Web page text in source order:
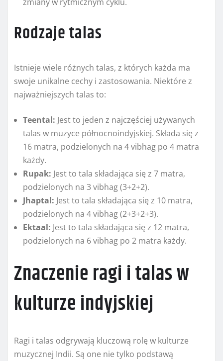
Rodzaje talas
Istnieje wiele różnych talas, z których każda ma
swoje unikalne cechy i zastosowania. Niektóre z
najważniejszych talas to:
Teental: Jest to jeden z najczęściej używanych
talas w muzyce północnoindyjskiej. Składa się z
16 matra, podzielonych na 4 vibhag po 4 matra
każdy.
Rupak: Jest to tala składająca się z 7 matra,
podzielonych na 3 vibhag (3+2+2).
Jhaptal: Jest to tala składająca się z 10 matra,
podzielonych na 4 vibhag (2+3+2+3).
Ektaal: Jest to tala składająca się z 12 matra,
podzielonych na 6 vibhag po 2 matra każdy.
Znaczenie ragi i talas w
kulturze indyjskiej
Ragi i talas odgrywają kluczową rolę w kulturze
muzycznej Indii. Są one nie tylko podstawą